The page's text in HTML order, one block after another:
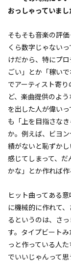
おっしゃっていまし
そもそも音楽の評
くら数字じゃない
けだから、特にプ
ごい」とか「稼い
でアーティスト寄
ど、楽曲提供のよ
を出した人が偉い
も「上を目指さな
か。例えば、ビヨ
績がないと恥ずか
感じてしまって、
かな」とか作れば作
ヒット曲ってある
に機械的に作れて
るというのは、さ
す。タイプビート
っと作っている人
でいいじゃんって